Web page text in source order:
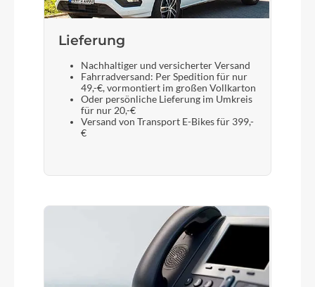
Lieferung
Nachhaltiger und versicherter Versand
Fahrradversand: Per Spedition für nur
49,-€, vormontiert im großen Vollkarton
Oder persönliche Lieferung im Umkreis
für nur 20,-€
Versand von Transport E-Bikes für 399,-
€